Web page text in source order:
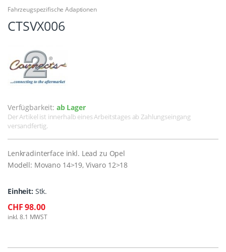
Fahrzeugspezifische Adaptionen
CTSVX006
Verfügbarkeit: ab Lager
Der Artikel ist innerhalb eines Arbeitstages ab Zahlungseingang
versandfertig.
Lenkradinterface inkl. Lead zu Opel
Modell: Movano 14>19, Vivaro 12>18
Einheit: Stk.
CHF 98.00
inkl. 8.1 MWST